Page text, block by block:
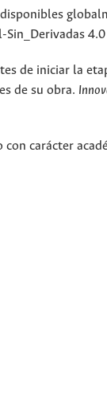
de iniciar la
de su obra.
carácter